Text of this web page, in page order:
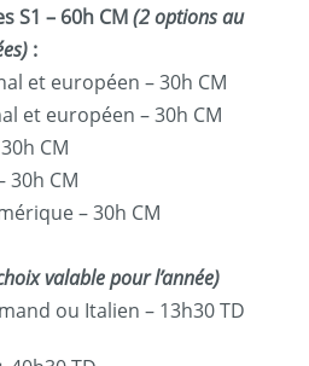
S1 – 60h CM(2 options au
:
et européen – 30h CM
et européen – 30h CM
CM
30h CM
– 30h CM
valable pour l’année)
ou Italien – 13h30 TD